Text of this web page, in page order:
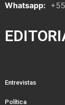
Whatsapp:
Entrevistas
Política